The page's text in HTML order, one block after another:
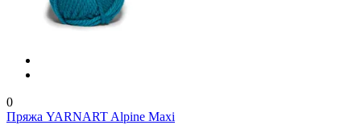
0
Пряжа YARNART Alpine Maxi